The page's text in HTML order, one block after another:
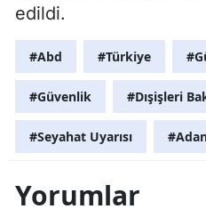
edildi.
#Abd #Türkiye
#Güvenlik #Dışişleri
#Seyahat Uyarısı
Yorumlar